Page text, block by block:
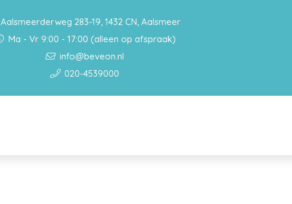
Aalsmeerderweg 283-19, 1432 CN, Aalsmeer
Ma - Vr 9:00 - 17:00 (alleen op afspraak)
info@beveon.nl
020-4539000